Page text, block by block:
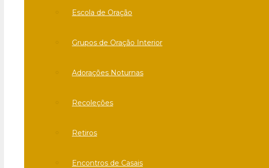
Escola de Oração
Grupos de Oração Interior
Adorações Noturnas
Recoleções
Retiros
Encontros de Casais